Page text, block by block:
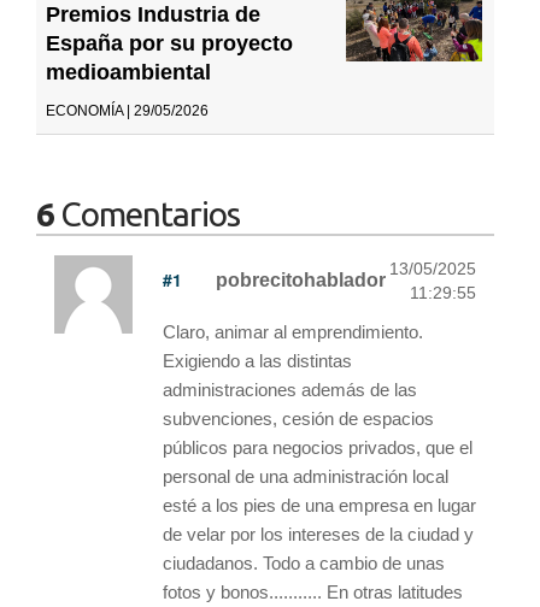
Premios Industria de
España por su proyecto
medioambiental
ECONOMÍA | 29/05/2026
6 Comentarios
#1 pobrecitohablador
13/05/2025
11:29:55
Claro, animar al emprendimiento.
Exigiendo a las distintas
administraciones además de las
subvenciones, cesión de espacios
públicos para negocios privados, que el
personal de una administración local
esté a los pies de una empresa en lugar
de velar por los intereses de la ciudad y
ciudadanos. Todo a cambio de unas
fotos y bonos........... En otras latitudes